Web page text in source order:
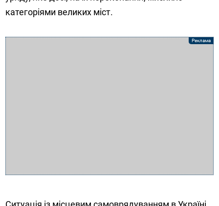
категоріями великих міст.